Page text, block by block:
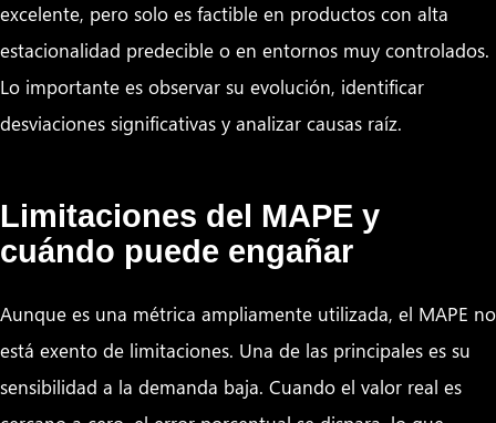
excelente, pero solo es factible en productos con alta
estacionalidad predecible o en entornos muy controlados.
Lo importante es observar su evolución, identificar
desviaciones significativas y analizar causas raíz.
Limitaciones del MAPE y
cuándo puede engañar
Aunque es una métrica ampliamente utilizada, el MAPE no
está exento de limitaciones. Una de las principales es su
sensibilidad a la demanda baja. Cuando el valor real es